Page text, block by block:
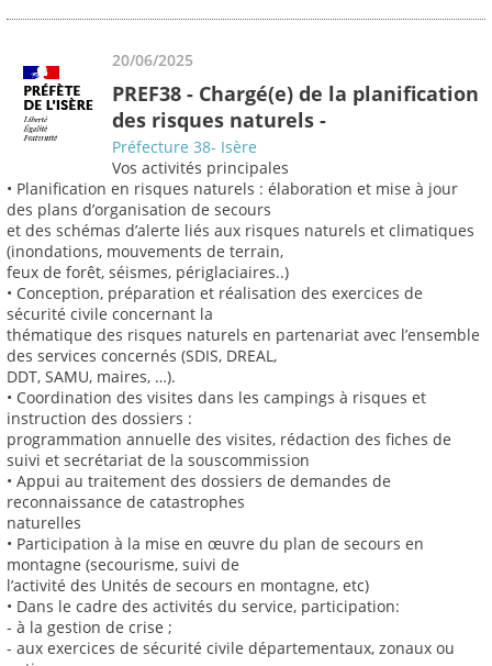
20/06/2025
PREF38 - Chargé(e) de la planification
des risques naturels -
Préfecture 38- Isère
Vos activités principales
• Planification en risques naturels : élaboration et mise à jour
des plans d’organisation de secours
et des schémas d’alerte liés aux risques naturels et climatiques
(inondations, mouvements de terrain,
feux de forêt, séismes, périglaciaires..)
• Conception, préparation et réalisation des exercices de
sécurité civile concernant la
thématique des risques naturels en partenariat avec l’ensemble
des services concernés (SDIS, DREAL,
DDT, SAMU, maires, …).
• Coordination des visites dans les campings à risques et
instruction des dossiers :
programmation annuelle des visites, rédaction des fiches de
suivi et secrétariat de la souscommission
• Appui au traitement des dossiers de demandes de
reconnaissance de catastrophes
naturelles
• Participation à la mise en œuvre du plan de secours en
montagne (secourisme, suivi de
l’activité des Unités de secours en montagne, etc)
• Dans le cadre des activités du service, participation:
- à la gestion de crise ;
- aux exercices de sécurité civile départementaux, zonaux ou